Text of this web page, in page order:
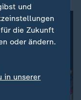
und
die Zukunft
oder ändern.
in unserer